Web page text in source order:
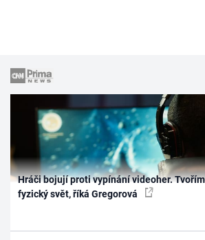
Hráči bojují proti vypínání videoher.
fyzický svět, říká Gregorová